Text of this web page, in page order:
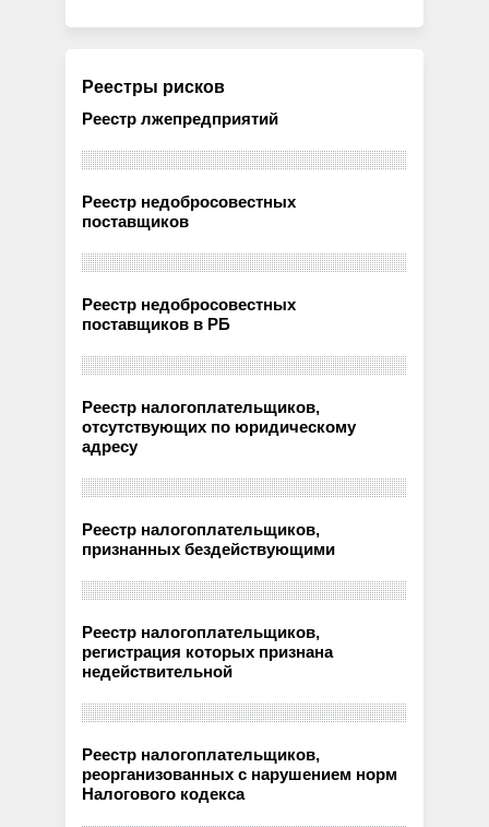
Реестры рисков
Реестр лжепредприятий
Реестр недобросовестных
поставщиков
Реестр недобросовестных
поставщиков в РБ
Реестр налогоплательщиков,
отсутствующих по юридическому
адресу
Реестр налогоплательщиков,
признанных бездействующими
Реестр налогоплательщиков,
регистрация которых признана
недействительной
Реестр налогоплательщиков,
реорганизованных с нарушением норм
Налогового кодекса